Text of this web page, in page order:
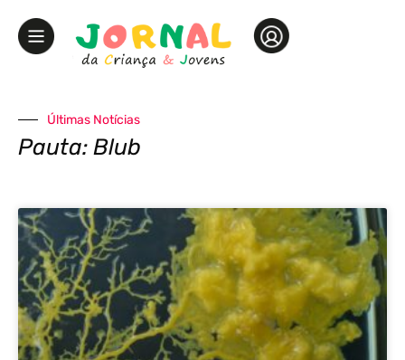
Últimas Notícias
Pauta: Blub